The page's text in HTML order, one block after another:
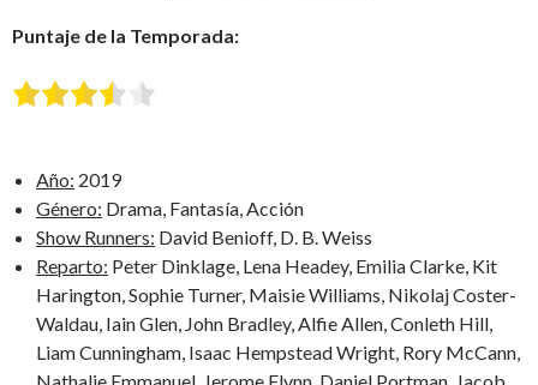
Puntaje de la Temporada:
Año: 2019
Género: Drama, Fantasía, Acción
Show Runners: David Benioff, D. B. Weiss
Reparto: Peter Dinklage, Lena Headey, Emilia Clarke, Kit
Harington, Sophie Turner, Maisie Williams, Nikolaj Coster-
Waldau, Iain Glen, John Bradley, Alfie Allen, Conleth Hill,
Liam Cunningham, Isaac Hempstead Wright, Rory McCann,